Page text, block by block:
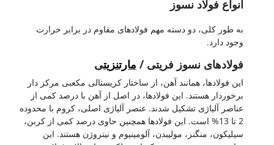
انواع فولاد نسوز
به طور کلی، دو دسته مهم فولادهای مقاوم در برابر حرارت
وجود دارد.
فولادهای نسوز فریتی / مارتنزیتی
این فولادها، همانند آهن، از ساختار کریستالی مکعبی مرکز دار
برخوردار هستند. این فولادها، در اصل از آهن با درصد کمی از
عناصر آلیاژی تشکیل شدند. عنصر آلیاژی اصلی، کروم با محدوده
2 تا 13% است. این فولادها همچنین حاوی درصد کمی از کربن،
سیلیکون، منگنز، مولیبدن، آلومینیوم و نیتروژن هستند. این